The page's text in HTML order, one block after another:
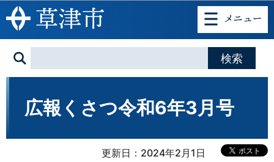
このページの本文へ移動
広報くさつ令和6年3月号
更新日：2024年2月1日